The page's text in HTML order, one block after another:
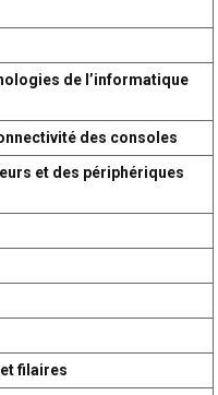
de l’informatique
des consoles
et des périphériques
filaires